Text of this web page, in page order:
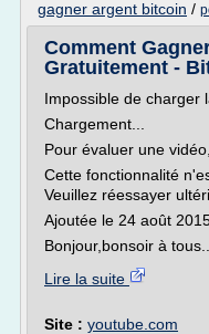
gagner argent bitcoin /
Comment
Gratuitement -
Impossible de charger
Chargement...
Pour évaluer une
Cette fonctionnalité
Veuillez réessayer
Ajoutée le 24 août
Bonjour,bonsoir à tous...
Lire la suite
Site : youtube.com